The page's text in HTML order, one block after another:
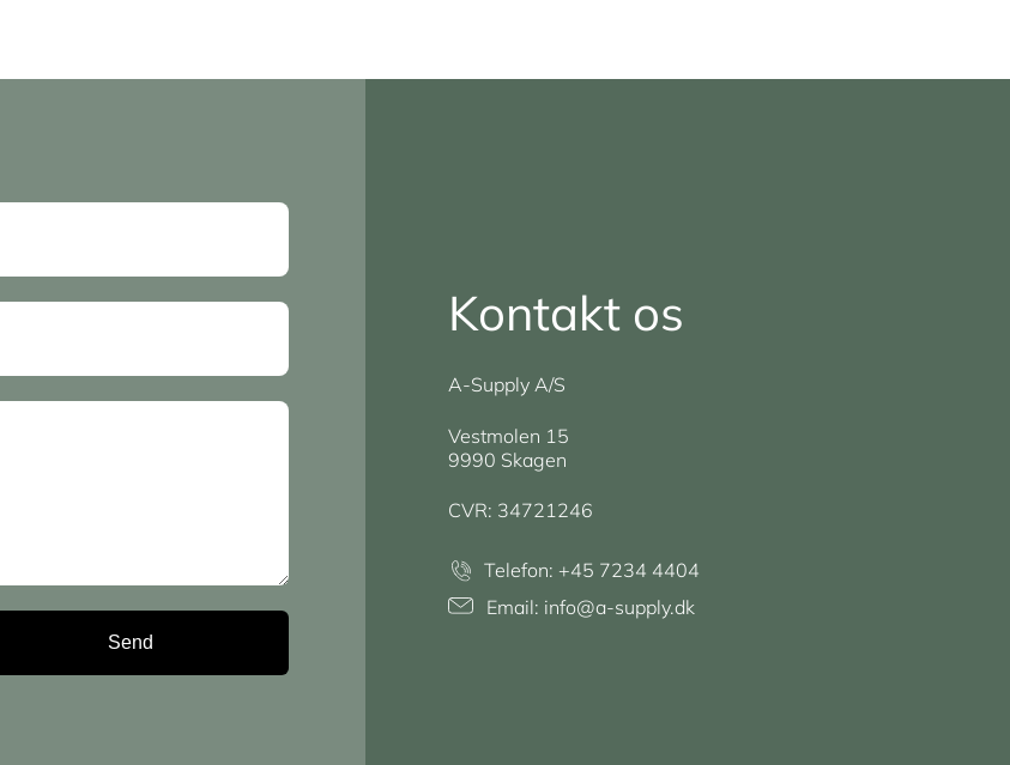
Kontakt os
A-Supply A/S
Vestmolen 15
9990 Skagen
CVR: 34721246
Telefon: +45 7234 4404
Email: info@a-supply.dk